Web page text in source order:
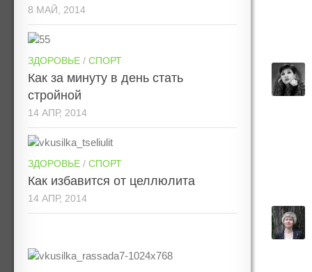
8 МАЙ, 2014
ЗДОРОВЬЕ / СПОРТ
Как за минуту в день стать
стройной
14 АПР, 2014
ЗДОРОВЬЕ / СПОРТ
Как избавится от целлюлита
14 АПР, 2014